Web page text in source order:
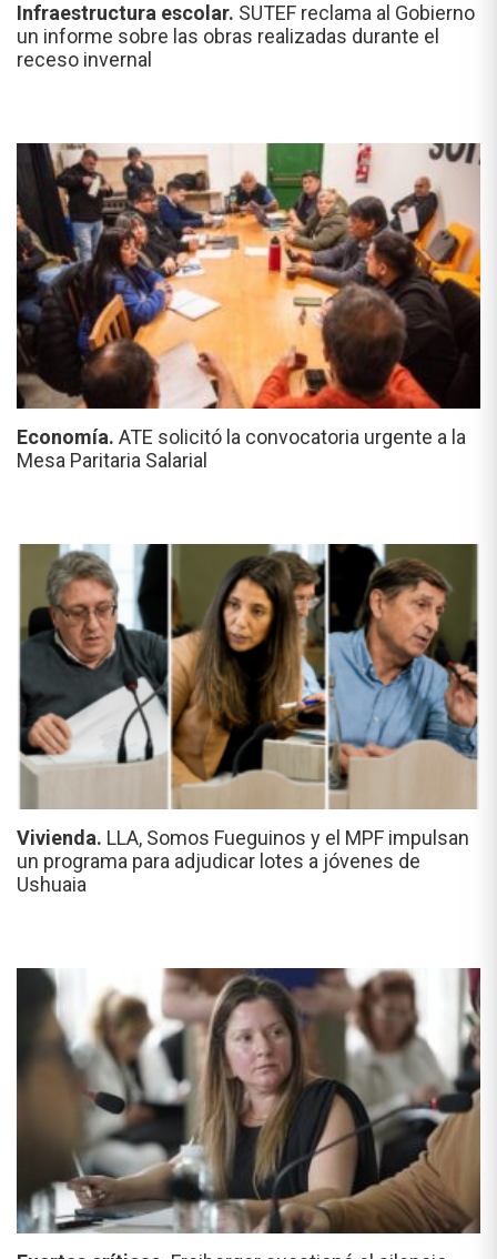
Infraestructura escolar. SUTEF reclama al Gobierno
un informe sobre las obras realizadas durante el
receso invernal
Economía. ATE solicitó la convocatoria urgente a la
Mesa Paritaria Salarial
Vivienda. LLA, Somos Fueguinos y el MPF impulsan
un programa para adjudicar lotes a jóvenes de
Ushuaia